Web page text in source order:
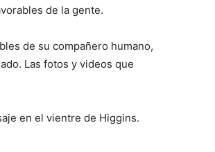
de la gente.
de su compañero humano,
Las fotos y videos que
en el vientre de Higgins.